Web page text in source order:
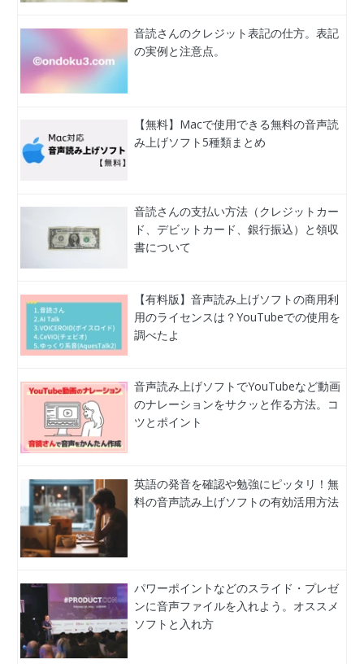
音読さんのクレジット表記の仕方。表記
の実例と注意点。
【無料】Macで使用できる無料の音声読
み上げソフト5種類まとめ
音読さんの支払い方法（クレジットカー
ド、デビットカード、銀行振込）と領収
書について
【有料版】音声読み上げソフトの商用利
用のライセンスは？YouTubeでの使用を
調べたよ
音声読み上げソフトでYouTubeなど動画
のナレーションをサクッと作る方法。コ
ツとポイント
英語の発音を確認や勉強にピッタリ！無
料の音声読み上げソフトの有効活用方法
パワーポイントなどのスライド・プレゼ
ンに音声ファイルを入れよう。オススメ
ソフトと入れ方